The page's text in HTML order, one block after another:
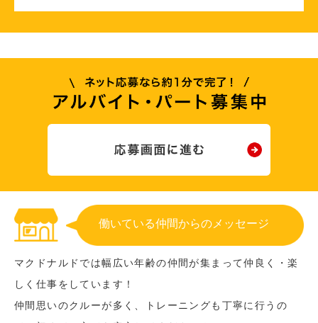
働いている仲間からのメッセージ
マクドナルドでは幅広い年齢の仲間が集まって仲良く・楽
しく仕事をしています！
仲間思いのクルーが多く、トレーニングも丁寧に行うの